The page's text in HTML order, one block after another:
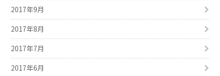
2017年9月
2017年8月
2017年7月
2017年6月